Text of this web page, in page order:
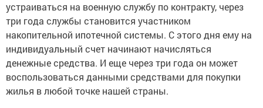
устраиваться на военную службу по контракту, через
три года службы становится участником
накопительной ипотечной системы. С этого дня ему на
индивидуальный счет начинают начисляться
денежные средства. И еще через три года он может
воспользоваться данными средствами для покупки
жилья в любой точке нашей страны.